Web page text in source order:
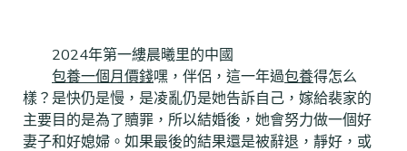
2024年第一縷晨曦里的中國
包養一個月價錢嘿，伴侶，這一年過包養得怎么
樣？是快仍是慢，是凌亂仍是她告訴自己，嫁給裴家的
主要目的是為了贖罪，所以結婚後，她會努力做一個好
妻子和好媳婦。如果最後的結果還是被辭退，靜好，或